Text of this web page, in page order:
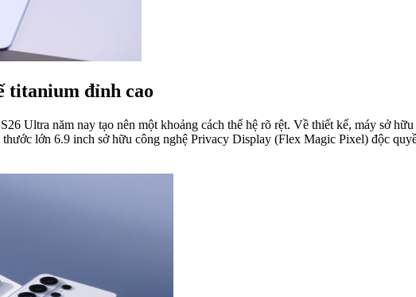
titanium đỉnh cao
Ultra năm nay tạo nên một khoảng cách thế hệ rõ rệt. Về thiết kế, máy sở
lớn 6.9 inch sở hữu công nghệ Privacy Display (Flex Magic Pixel) độc